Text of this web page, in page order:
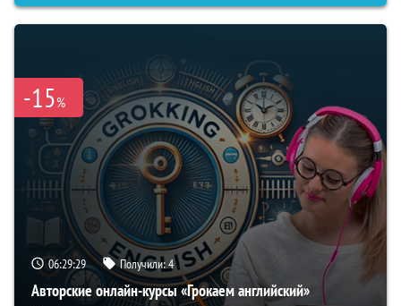
-15%
06:29:28 Получили:4
Авторские онлайн-курсы «Грокаем английский»